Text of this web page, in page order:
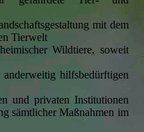
mit dem
Tierwelt
Wildtiere, soweit
hilfsbedürftigen
und privaten Institutionen
sämtlicher Maßnahmen im